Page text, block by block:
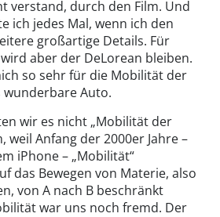
verstand, durch den Film. Und
ich jedes Mal, wenn ich den
großartige Details. Für
aber der DeLorean bleiben.
so sehr für die Mobilität der
wunderbare Auto.
wir es nicht „Mobilität der
weil Anfang der 2000er Jahre –
iPhone – „Mobilität“
das Bewegen von Materie, also
von A nach B beschränkt
war uns noch fremd. Der